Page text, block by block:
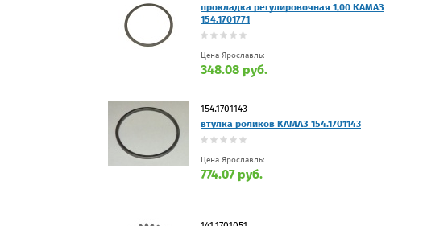
прокладка регулировочная 1,00 КАМАЗ
154.1701771
Цена Ярославль:
348.08 руб.
154.1701143
втулка роликов КАМАЗ 154.1701143
Цена Ярославль:
774.07 руб.